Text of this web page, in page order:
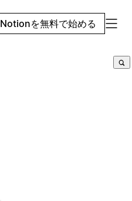
Notionを無料で始める